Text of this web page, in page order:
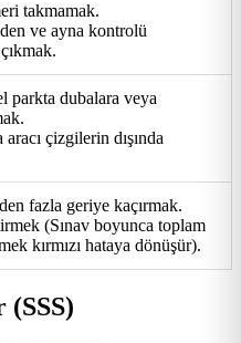
takmamak.
ve ayna kontrolü
parkta dubalara veya
çizgilerin dışında
fazla geriye kaçırmak.
(Sınav boyunca toplam
kırmızı hataya dönüşür).
(SSS)